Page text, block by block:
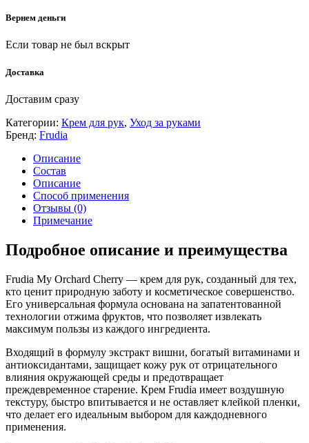
Вернем деньги
Если товар не был вскрыт
Доставка
Доставим сразу
Категории: Крем для рук, Уход за руками
Бренд: Frudia
Описание
Состав
Описание
Способ применения
Отзывы (0)
Примечание
Подробное описание и преимущества
Frudia My Orchard Cherry — крем для рук, созданный для тех,
кто ценит природную заботу и косметическое совершенство.
Его универсальная формула основана на запатентованной
технологии отжима фруктов, что позволяет извлекать
максимум пользы из каждого ингредиента.
Входящий в формулу экстракт вишни, богатый витаминами и
антиоксидантами, защищает кожу рук от отрицательного
влияния окружающей среды и предотвращает
преждевременное старение. Крем Frudia имеет воздушную
текстуру, быстро впитывается и не оставляет клейкой пленки,
что делает его идеальным выбором для каждодневного
применения.